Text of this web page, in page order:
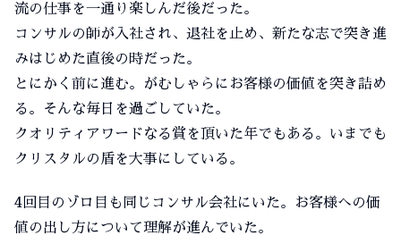
流の仕事を一通り楽しんだ後だった。
コンサルの師が入社され、退社を止め、新たな志で突き進
みはじめた直後の時だった。
とにかく前に進む。がむしゃらにお客様の価値を突き詰め
る。そんな毎日を過ごしていた。
クオリティアワードなる賞を頂いた年でもある。いまでも
クリスタルの盾を大事にしている。
4回目のゾロ目も同じコンサル会社にいた。お客様への価
値の出し方について理解が進んでいた。